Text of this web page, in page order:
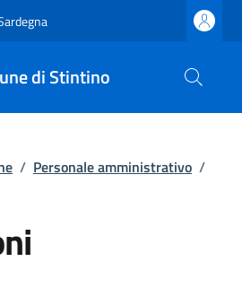
di Stintino
/ Personale amministrativo /